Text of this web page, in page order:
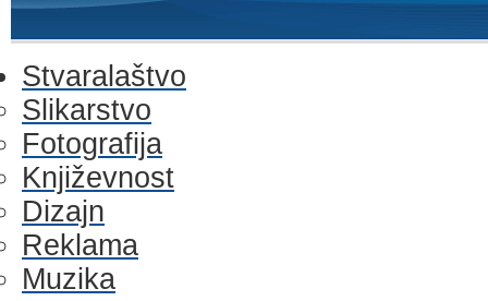
Stvaralaštvo
Slikarstvo
Fotografija
Književnost
Dizajn
Reklama
Muzika